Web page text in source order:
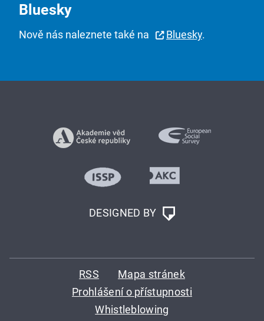
Bluesky
Nově nás naleznete také na Bluesky.
DESIGNED BY
RSS
Mapa stránek
Prohlášení o přístupnosti
Whistleblowing